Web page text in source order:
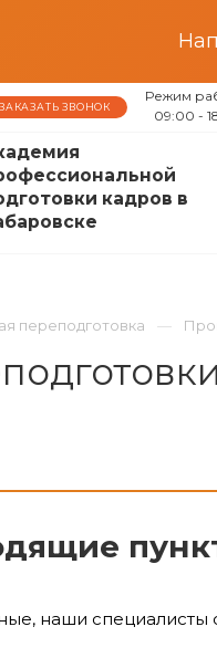
ЗАКАЗАТЬ ЗВОНОК
Режим
09:00 -
кадров в
переподготовка
наши